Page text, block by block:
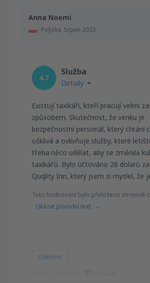
Anna Noemi
Poljska, Srpen 2023
4.7
Služba
Detaily
Existují taxikáři, kteří pracují velmi
způsobem. Skutečnost, že venku je
bezpečnostní personál, který chrání
ošklivá a ovlivňuje služby, které
třeba něco udělat, aby se změnila
taxikářů. Bylo účtováno 28 dolarů
Quqlity Inn, který jsem si myslel, že
Toto hodnocení bylo přeloženo strojově
Ukázat původní text
Užitečné